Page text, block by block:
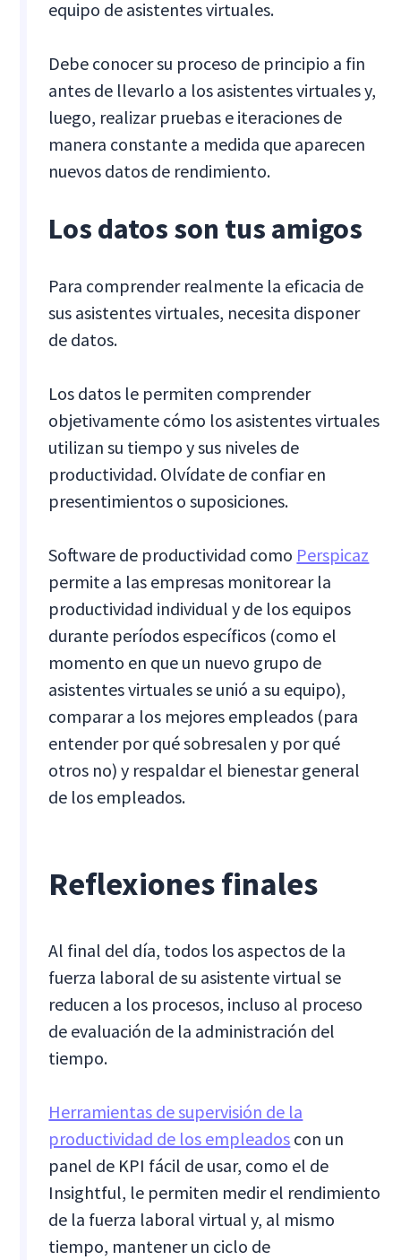
equipo de asistentes virtuales.
Debe conocer su proceso de principio a fin
antes de llevarlo a los asistentes virtuales y,
luego, realizar pruebas e iteraciones de
manera constante a medida que aparecen
nuevos datos de rendimiento.
Los datos son tus amigos
Para comprender realmente la eficacia de
sus asistentes virtuales, necesita disponer
de datos.
Los datos le permiten comprender
objetivamente cómo los asistentes virtuales
utilizan su tiempo y sus niveles de
productividad. Olvídate de confiar en
presentimientos o suposiciones.
Software de productividad como Perspicaz
permite a las empresas monitorear la
productividad individual y de los equipos
durante períodos específicos (como el
momento en que un nuevo grupo de
asistentes virtuales se unió a su equipo),
comparar a los mejores empleados (para
entender por qué sobresalen y por qué
otros no) y respaldar el bienestar general
de los empleados.
Reflexiones finales
Al final del día, todos los aspectos de la
fuerza laboral de su asistente virtual se
reducen a los procesos, incluso al proceso
de evaluación de la administración del
tiempo.
Herramientas de supervisión de la
productividad de los empleados con un
panel de KPI fácil de usar, como el de
Insightful, le permiten medir el rendimiento
de la fuerza laboral virtual y, al mismo
tiempo, mantener un ciclo de